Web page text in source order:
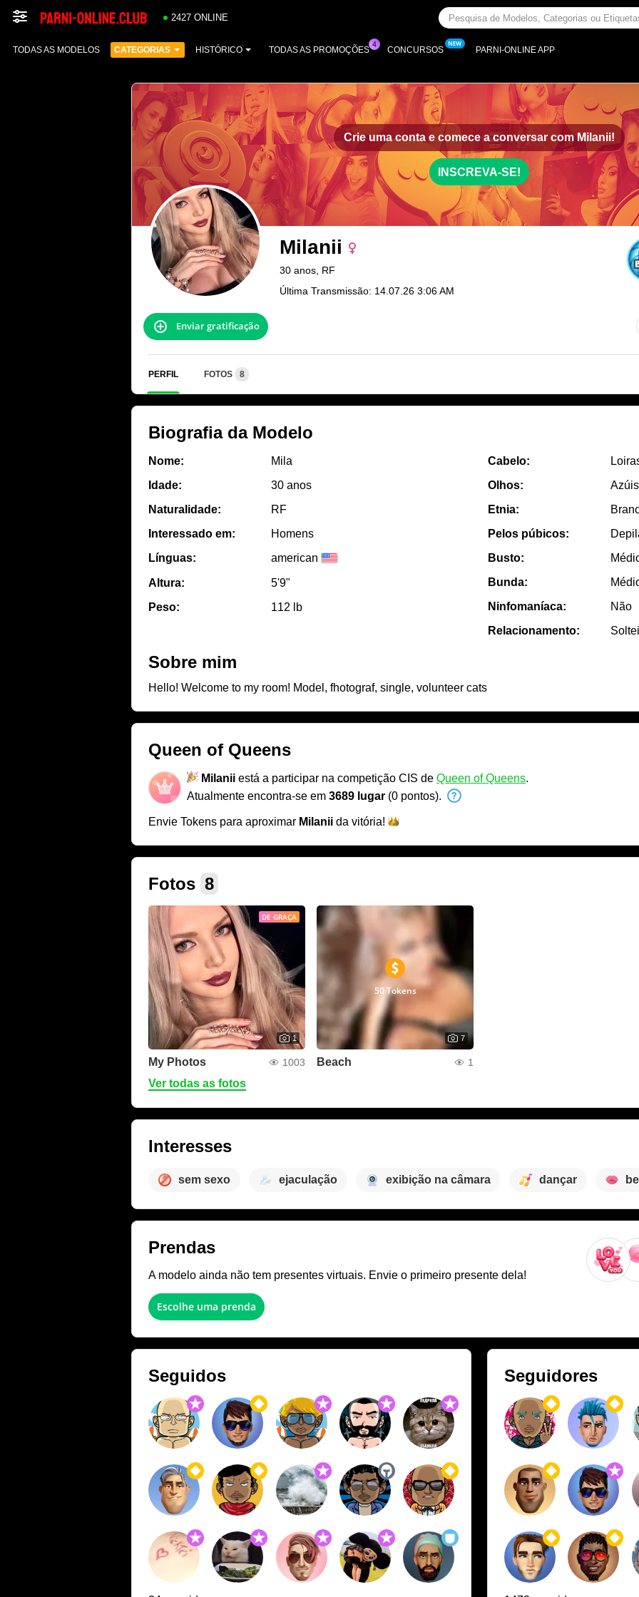
2427 ONLINE
TODAS AS MODELOS CATEGORIAS HISTÓRICO TODAS AS PROMOÇÕES CONCURSOS PARNI-ONLINE APP
Crie uma conta e comece a conversar comMilanii!
INSCREVA-SE!
Milanii
30 anos, RF
Última Transmissão: 14.07.26 3:06 AM
Enviar gratificação
PERFIL FOTOS 8
Biografia da Modelo
Nome:
Mila
Idade:
30 anos
Naturalidade:
RF
Interessado em:
Homens
Línguas:
american
Altura:
5'9"
Peso:
112 lb
Cabelo:
Olhos:
Azúis
Etnia:
Pelos púbicos:
Busto:
Bunda:
Ninfomaníaca:
Não
Relacionamento:
Sobre mim
Hello! Welcome to my room! Model, fhotograf, single, volunteer cats
Queen of Queens
Milanii está a participar na competição CIS de Queen of Queens.
Atualmente encontra-se em 3689 lugar (0 pontos).
Envie Tokens para aproximar Milanii da vitória!
Fotos 8
DE GRAÇA
1
My Photos 1003
50 Tokens
7
Beach 1
Ver todas as fotos
Interesses
sem sexo ejaculação exibição na câmara dançar
Prendas
A modelo ainda não tem presentes virtuais. Envie o primeiro presente dela!
Escolhe uma prenda
Seguidos Seguidores